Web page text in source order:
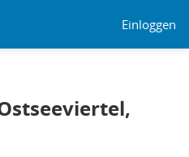
Einloggen